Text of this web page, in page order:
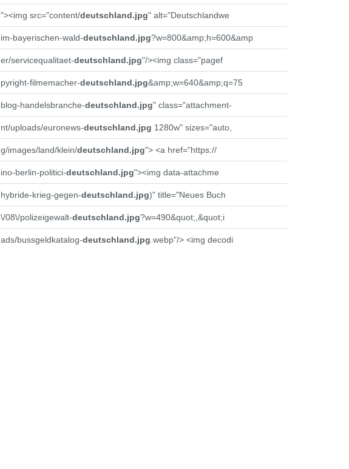
"><img src="content/deutschland.jpg" alt="Deutschlandwe
im-bayerischen-wald-deutschland.jpg?w=800&amp;h=600&amp
er/servicequalitaet-deutschland.jpg"/><img class="pagef
pyright-filmemacher-deutschland.jpg&amp;w=640&amp;q=75
blog-handelsbranche-deutschland.jpg" class="attachment-
nt/uploads/euronews-deutschland.jpg 1280w" sizes="auto,
g/images/land/klein/deutschland.jpg"> <a href="https://
ino-berlin-politici-deutschland.jpg"><img data-attachme
hybride-krieg-gegen-deutschland.jpg)" title="Neues Buch
\/08\/polizeigewalt-deutschland.jpg?w=490&quot;,&quot;i
ads/bussgeldkatalog-deutschland.jpg.webp"/> <img decodi